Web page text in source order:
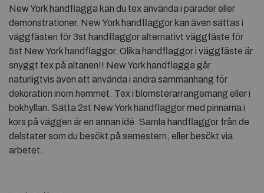
New York handflagga kan du tex använda i parader eller
demonstrationer. New York handflaggor kan även sättas i
väggfästen för 3st handflaggor alternativt väggfäste för
5st New York handflaggor. Olika handflaggor i väggfäste är
snyggt tex på altanen!! New York handflagga går
naturligtvis även att använda i andra sammanhang för
dekoration inom hemmet. Tex i blomsterarrangemang eller i
bokhyllan. Sätta 2st New York handflaggor med pinnarna i
kors på väggen är en annan idé. Samla handflaggor från de
delstater som du besökt på semestern, eller besökt via
arbetet.